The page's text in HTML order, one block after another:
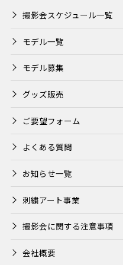
撮影会スケジュール一覧
モデル一覧
モデル募集
グッズ販売
ご要望フォーム
よくある質問
お知らせ一覧
刺繍アート事業
撮影会に関する注意事項
会社概要